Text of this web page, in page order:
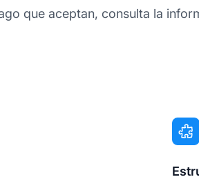
que aceptan, consulta la